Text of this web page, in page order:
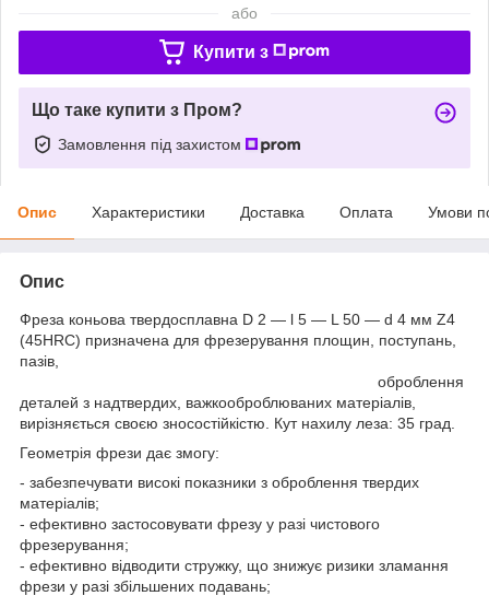
або
Купити з
Що таке купити з Пром?
Замовлення під захистом
Опис Характеристики Доставка Оплата Умови
Опис
Фреза коньова твердосплавна D 2 — l 5 — L 50 — d 4 мм Z4
(45HRC) призначена для фрезерування площин, поступань,
пазів,
оброблення
деталей з надтвердих, важкооброблюваних матеріалів,
вирізняється своєю зносостійкістю. Кут нахилу леза: 35 град.
Геометрія фрези дає змогу:
- забезпечувати високі показники з оброблення твердих
матеріалів;
- ефективно застосовувати фрезу у разі чистового
фрезерування;
- ефективно відводити стружку, що знижує ризики зламання
фрези у разі збільшених подавань;